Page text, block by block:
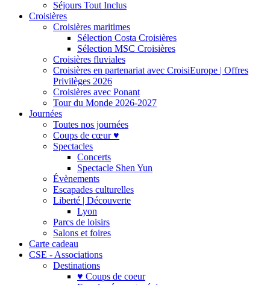
Séjours Tout Inclus
Croisières
Croisières maritimes
Sélection Costa Croisières
Sélection MSC Croisières
Croisières fluviales
Croisières en partenariat avec CroisiEurope | Offres
Privilèges 2026
Croisières avec Ponant
Tour du Monde 2026-2027
Journées
Toutes nos journées
Coups de cœur ♥
Spectacles
Concerts
Spectacle Shen Yun
Évènements
Escapades culturelles
Liberté | Découverte
Lyon
Parcs de loisirs
Salons et foires
Carte cadeau
CSE - Associations
Destinations
♥ Coups de coeur